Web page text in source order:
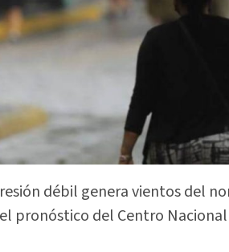
débil genera vientos del
pronóstico del Centro